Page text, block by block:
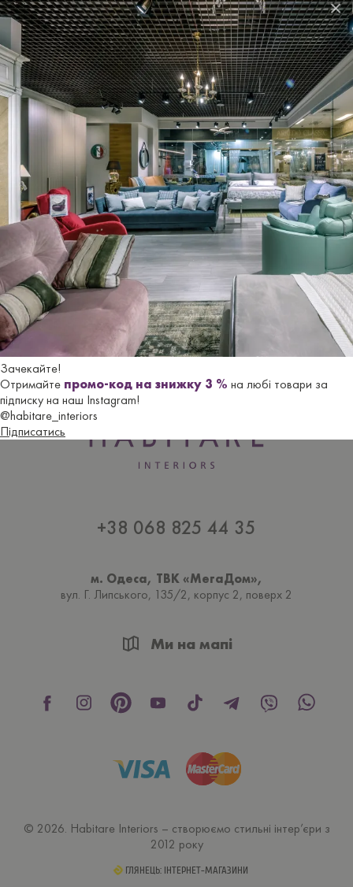
Зачекайте!
Отримайте промо-код на знижку 3 % на любі товари за
підписку на наш Instagram!
@habitare_interiors
Підписатись
×
цього товару. Обмін товару у випадках, передбачених
законом i цим Договором, проводиться після звернення на
нашу електронну пошту, або зателефонувавши нам на
контактний номiр, зазначений на сайті.
ВАЖЛИВО!Замовник не має права відмовитися від
товару належної якості, що був замовлений у виробника
за бажанням Замовника i має індивідуально-визначені
властивості. Такий товар обміну та поверненню не
Ви переглядали
+38 068 825 44 35
м. Одеса, ТВК «МегаДом»,
вул. Г. Липського, 135/2, корпус 2, поверх 2
Ми на мапі
© 2026. Habitare Interiors – створюємо стильні інтер’єри з
2012 року
ГЛЯНЕЦЬ: ІНТЕРНЕТ-МАГАЗИНИ